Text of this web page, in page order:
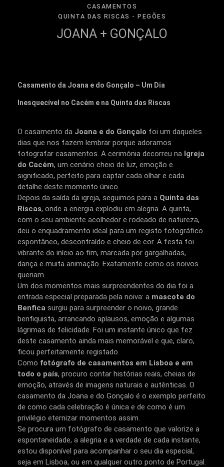
CASAMENTOS
QUINTA DAS RISCAS - PEGÕES
JOANA + GONÇALO
Casamento da Joana e do Gonçalo – Um Dia
Inesquecível no Cacém e na Quinta das Riscas
O casamento da Joana e do Gonçalo foi um daqueles
dias que nos fazem lembrar porque adoramos
fotografar casamentos. A cerimónia decorreu na Igreja
do Cacém, um cenário cheio de luz, emoção e
significado, perfeito para captar cada olhar e cada
detalhe deste momento único.
Depois da saída da igreja, seguimos para a Quinta das
Riscas, onde a energia explodiu em alegria. A quinta,
com o seu ambiente acolhedor e rodeado de natureza,
deu o enquadramento ideal para um registo fotográfico
espontâneo, descontraído e cheio de cor. A festa foi
vibrante do início ao fim, marcada por gargalhadas,
dança e muita animação. Exatamente como os noivos
queriam.
Um dos momentos mais surpreendentes do dia foi a
entrada especial preparada pela noiva: a mascote do
Benfica surgiu para surpreender o noivo, grande
benfiquista, arrancando aplausos, emoção e algumas
lágrimas de felicidade. Foi um instante único que fez
deste casamento ainda mais memorável e que, claro,
ficou perfeitamente registado.
Como fotógrafo de casamentos em Lisboa e em
todo o país, procuro contar histórias reais, cheias de
emoção, através de imagens naturais e autênticas. O
casamento da Joana e do Gonçalo é o exemplo perfeito
de como cada celebração é única e de como é um
privilégio eternizar momentos assim.
Se procura um fotógrafo de casamento que valorize a
espontaneidade, a alegria e a verdade de cada instante,
estou disponível para acompanhar o seu dia especial,
seja em Lisboa, ou em qualquer outro ponto de Portugal.